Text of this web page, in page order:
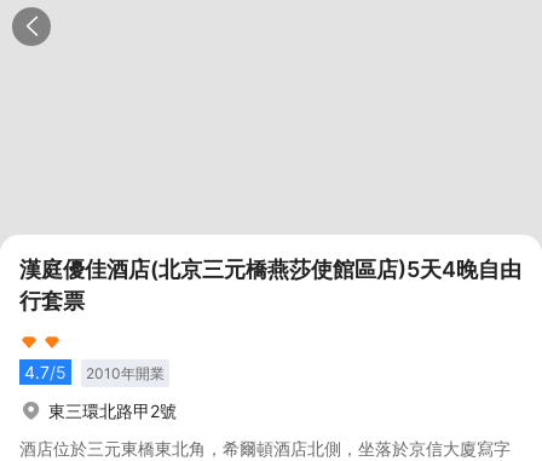
漢庭優佳酒店(北京三元橋燕莎使館區店)5天4晚自由
行套票
4.7/5 2010年開業
東三環北路甲2號
酒店位於三元東橋東北角，希爾頓酒店北側，坐落於京信大廈寫字